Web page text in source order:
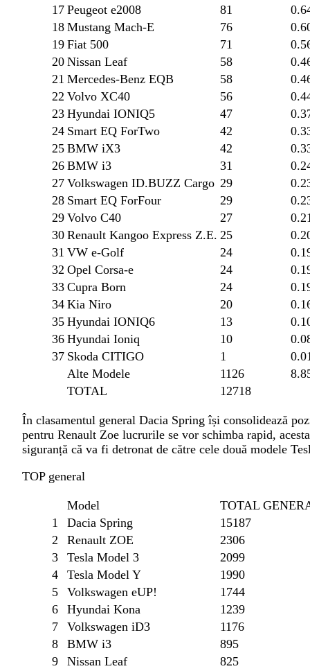
17 Peugeot e2008 81
18 Mustang Mach-E 76
19 Fiat 500 71
20 Nissan Leaf 58
21 Mercedes-Benz EQB 58
22 Volvo XC40 56
23 Hyundai IONIQ5 47
24 Smart EQ ForTwo 42
25 BMW iX3 42
26 BMW i3 31
27 Volkswagen ID.BUZZ Cargo 29
28 Smart EQ ForFour 29
29 Volvo C40 27
30 Renault Kangoo Express Z.E. 25
31 VW e-Golf 24
32 Opel Corsa-e 24
33 Cupra Born 24
34 Kia Niro 20
35 Hyundai IONIQ6 13
36 Hyundai Ioniq 10
37 Skoda CITIGO 1
Alte Modele
1126
TOTAL
12718
În clasamentul general Dacia Spring își consolidează
pentru Renault Zoe lucrurile se vor schimba rapid,
siguranță că va fi detronat de către cele două modele
TOP general
Model
TOTAL
1
Dacia Spring
15187
2
Renault ZOE
2306
3
Tesla Model 3
2099
4
Tesla Model Y
1990
5
Volkswagen eUP!
1744
6
Hyundai Kona
1239
7
Volkswagen iD3
1176
8
BMW i3
895
9
Nissan Leaf
825